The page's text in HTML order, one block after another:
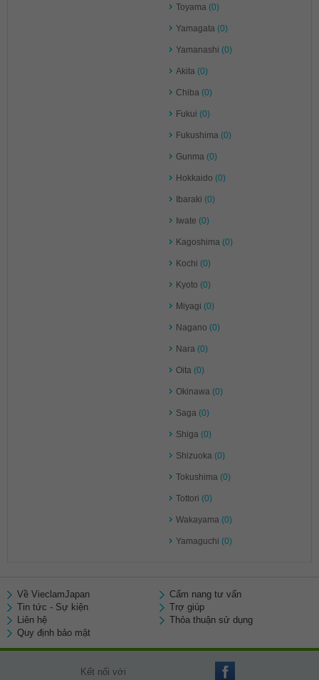
Toyama (0)
Yamagata (0)
Yamanashi (0)
Akita (0)
Chiba (0)
Fukui (0)
Fukushima (0)
Gunma (0)
Hokkaido (0)
Ibaraki (0)
Iwate (0)
Kagoshima (0)
Kochi (0)
Kyoto (0)
Miyagi (0)
Nagano (0)
Nara (0)
Oita (0)
Okinawa (0)
Saga (0)
Shiga (0)
Shizuoka (0)
Tokushima (0)
Tottori (0)
Wakayama (0)
Yamaguchi (0)
Về VieclamJapan
Cẩm nang tư vấn
Tin tức - Sự kiện
Trợ giúp
Liên hệ
Thỏa thuận sử dụng
Quy định bảo mật
Kết nối với